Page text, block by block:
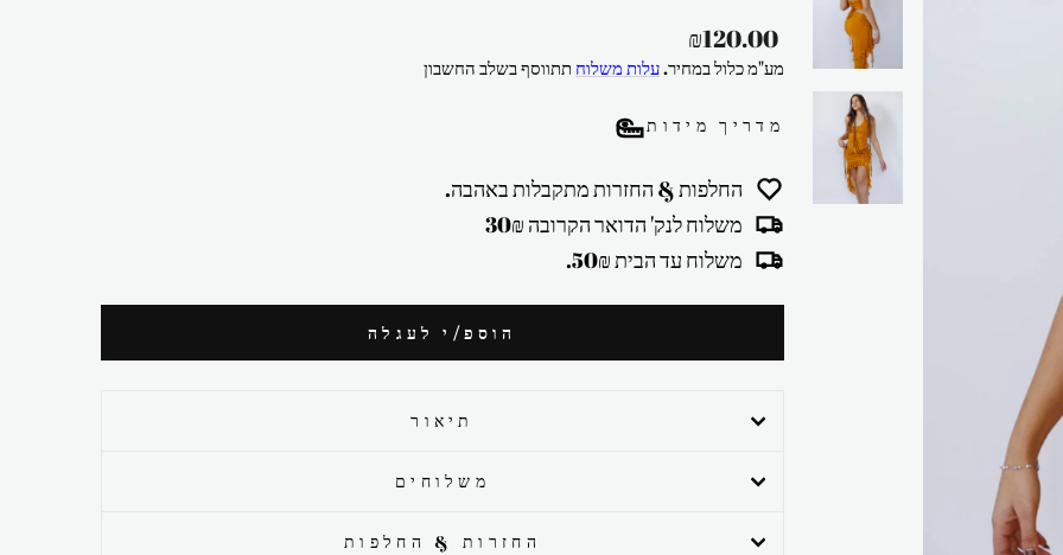
מחיר
רגיל
₪120.00
מע"מ כלול במחיר.עלות משלוח תתווסף בשלב החשבון
מדריך מידות
החלפות & החזרות מתקבלות באהבה.
משלוח לנק' הדואר הקרובה 30₪
משלוח עד הבית 50₪.
הוספ/י לעגלה
תיאור
משלוחים
החזרות & החלפות